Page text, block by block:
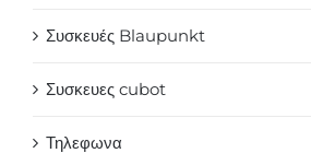
Συσκευές Blaupunkt
Συσκευες cubot
Τηλεφωνα